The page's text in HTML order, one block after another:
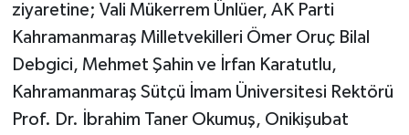
ziyaretine; Vali Mükerrem Ünlüer, AK Parti
Kahramanmaraş Milletvekilleri Ömer Oruç Bilal
Debgici, Mehmet Şahin ve İrfan Karatutlu,
Kahramanmaraş Sütçü İmam Üniversitesi Rektörü
Prof. Dr. İbrahim Taner Okumuş, Onikişubat